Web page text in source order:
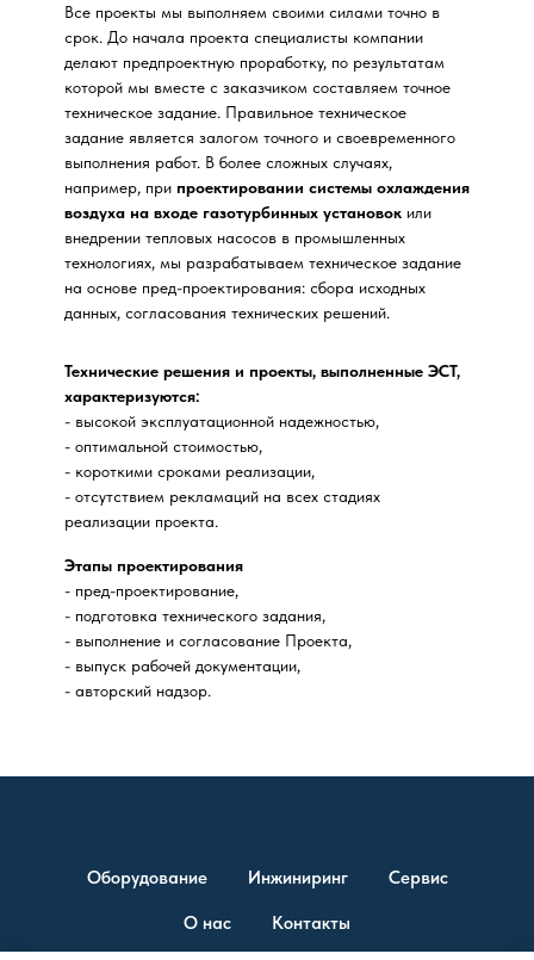
Технические решения и проекты, выполненные ЭСТ,
характеризуются:
- высокой эксплуатационной надежностью,
- оптимальной стоимостью,
- короткими сроками реализации,
- отсутствием рекламаций на всех стадиях
реализации проекта.
Все проекты мы выполняем своими силами точно в
срок. До начала проекта специалисты компании
делают предпроектную проработку, по результатам
которой мы вместе с заказчиком составляем точное
техническое задание. Правильное техническое
задание является залогом точного и своевременного
выполнения работ. В более сложных случаях,
например, при проектировании системы охлаждения
воздуха на входе газотурбинных установок или
внедрении тепловых насосов в промышленных
технологиях, мы разрабатываем техническое задание
на основе пред-проектирования: сбора исходных
данных, согласования технических решений.
Этапы проектирования
- пред-проектирование,
- подготовка технического задания,
- выполнение и согласование Проекта,
- выпуск рабочей документации,
- авторский надзор.
Оборудование Инжиниринг Сервис
О нас Контакты